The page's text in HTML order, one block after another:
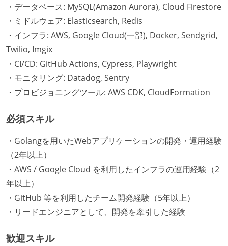
・データベース: MySQL(Amazon Aurora), Cloud Firestore
・ミドルウェア: Elasticsearch, Redis
・インフラ: AWS, Google Cloud(一部), Docker, Sendgrid,
Twilio, Imgix
・CI/CD: GitHub Actions, Cypress, Playwright
・モニタリング: Datadog, Sentry
・プロビジョニングツール: AWS CDK, CloudFormation
必須スキル
・Golangを用いたWebアプリケーションの開発・運用経験
（2年以上）
・AWS / Google Cloud を利用したインフラの運用経験（2
年以上）
・GitHub 等を利用したチーム開発経験（5年以上）
・リードエンジニアとして、開発を牽引した経験
歓迎スキル